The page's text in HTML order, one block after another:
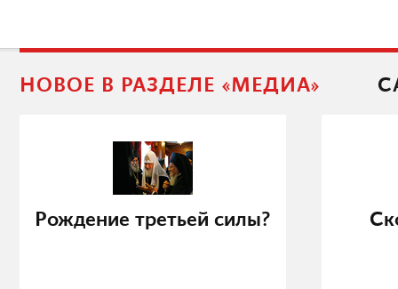
НОВОЕ В РАЗДЕЛЕ «МЕДИА»
Рождение третьей силы?